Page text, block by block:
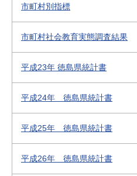
市町村別指標
市町村社会教育実態調査結果
平成23年 徳島県統計書
平成24年 徳島県統計書
平成25年 徳島県統計書
平成26年 徳島県統計書